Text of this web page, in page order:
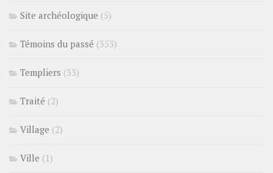
Site archéologique (5)
Témoins du passé (353)
Templiers (33)
Traité (2)
Village (2)
Ville (1)